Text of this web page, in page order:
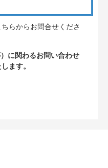
らからお問合せくださ
に関わるお問い合わせ
ます。